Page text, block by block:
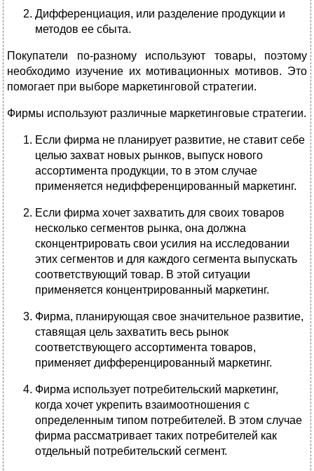
Дифференциация, или разделение продукции и
методов ее сбыта.
Покупатели по-разному используют товары, поэтому
необходимо изучение их мотивационных мотивов. Это
помогает при выборе маркетинговой стратегии.
Фирмы используют различные маркетинговые стратегии.
Если фирма не планирует развитие, не ставит себе
целью захват новых рынков, выпуск нового
ассортимента продукции, то в этом случае
применяется недифференцированный маркетинг.
Если фирма хочет захватить для своих товаров
несколько сегментов рынка, она должна
сконцентрировать свои усилия на исследовании
этих сегментов и для каждого сегмента выпускать
соответствующий товар. В этой ситуации
применяется концентрированный маркетинг.
Фирма, планирующая свое значительное развитие,
ставящая цель захватить весь рынок
соответствующего ассортимента товаров,
применяет дифференцированный маркетинг.
Фирма использует потребительский маркетинг,
когда хочет укрепить взаимоотношения с
определенным типом потребителей. В этом случае
фирма рассматривает таких потребителей как
отдельный потребительский сегмент.